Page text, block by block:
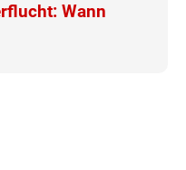
Wann